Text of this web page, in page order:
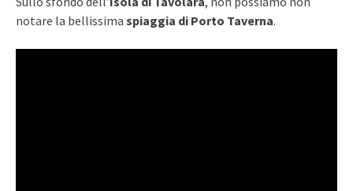
notare la bellissima spiaggia di Porto Taverna.